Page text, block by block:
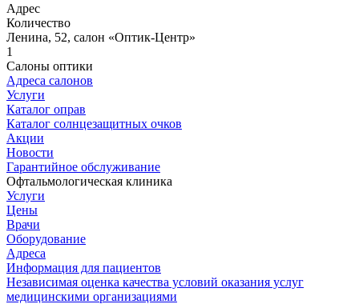
Адрес
Количество
Ленина, 52, салон «Оптик-Центр»
1
Салоны оптики
Адреса салонов
Услуги
Каталог оправ
Каталог солнцезащитных очков
Акции
Новости
Гарантийное обслуживание
Офтальмологическая клиника
Услуги
Цены
Врачи
Оборудование
Адреса
Информация для пациентов
Независимая оценка качества условий оказания услуг
медицинскими организациями